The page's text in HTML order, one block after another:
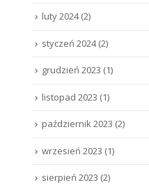
luty 2024(2)
styczeń 2024(2)
grudzień 2023 (1)
listopad 2023 (1)
październik 2023 (2)
wrzesień 2023 (1)
sierpień 2023 (2)